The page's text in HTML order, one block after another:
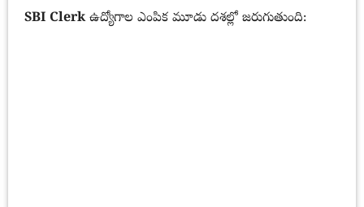
SBI Clerkఉద్యోగాల ఎంపిక మూడు దశల్లో జరుగుతుంది: